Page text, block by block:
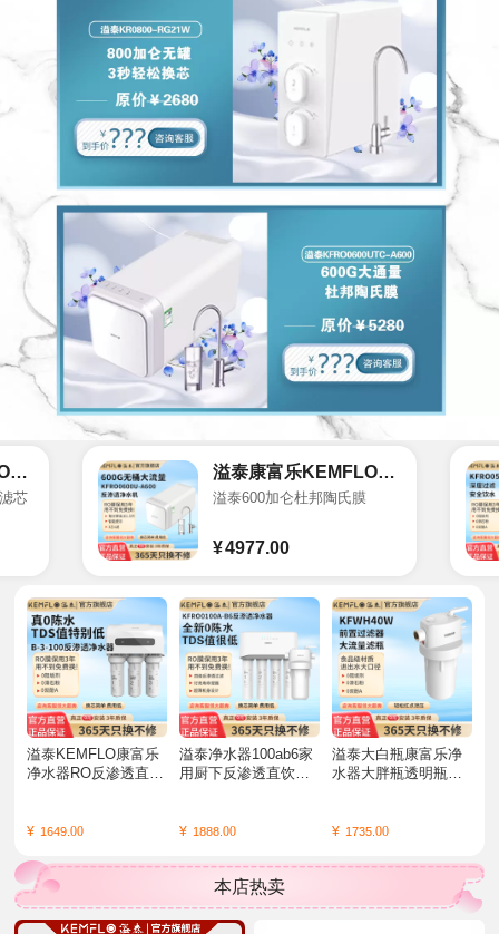
溢泰康富乐KEMFLO净水器商用大通量无
芯
溢泰康富乐KEMFLO净水器 商用办公反
溢泰600加仑杜邦陶氏膜
¥4977.00
溢泰KEMFLO康富乐
净水器RO反渗透直饮
¥ 1649.00
溢泰净水器100ab6家
用厨下反渗透直饮机
¥ 1888.00
溢泰大白瓶康富乐净
水器大胖瓶透明瓶前
¥ 1735. 00
本店热卖